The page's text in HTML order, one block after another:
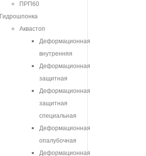
ПРП60
Гидрошпонка
Аквастоп
Деформационная
внутренняя
Деформационная
защитная
Деформационная
защитная
специальная
Деформационная
опалубочная
Деформационная